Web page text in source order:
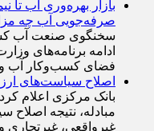
بازار بهره‌وری آب
صرفه‌جویی آب چه
سخنگوی صنعت آب
ادامه برنامه‌های
فضای کسب‌وکار آب و
اصلاح سیاست‌های
بانک مرکزی اعلام
مبادله، نتیجه
غیرواقعی، غیرتجاری